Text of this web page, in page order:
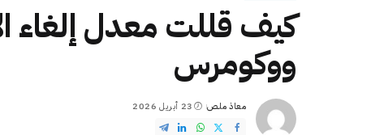
كيف قللت معدل إلغاء
ووكومرس
Posted
by
معاذ ملص 23 أبريل 2026